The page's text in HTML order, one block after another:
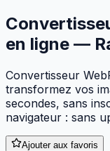
en ligne —
Convertisseur
transformez vos
secondes, sans
navigateur : sans
Ajouter aux favoris